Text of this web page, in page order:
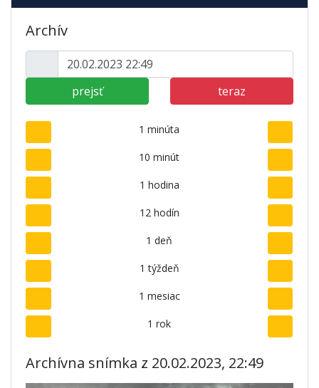
Archív
prejsť teraz
1 minúta
10 minút
1 hodina
12 hodín
1 deň
1 týždeň
1 mesiac
1 rok
Archívna snímka z 20.02.2023, 22:49